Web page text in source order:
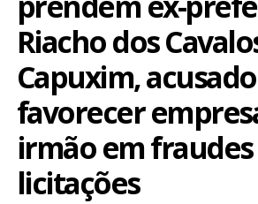
POMBAL E REGIÃO
BRASIL
MUNDO
Riacho dos
Capuxim,
favorecer
irmão em
licitações